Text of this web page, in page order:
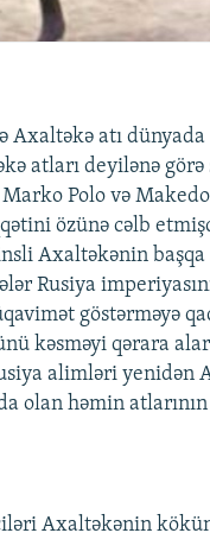
Axaltəkə atı
atları deyilənə
Marko Polo və
özünə cəlb
Axaltəkənin başqa
Rusiya
göstərməyə
kəsməyi qərara
alimləri yenidən
olan həmin
Axaltəkənin